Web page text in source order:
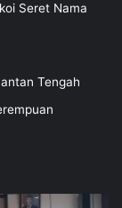
Seret Nama
Tengah